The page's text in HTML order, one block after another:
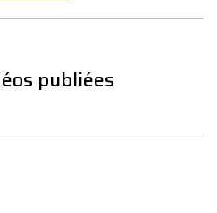
publiées